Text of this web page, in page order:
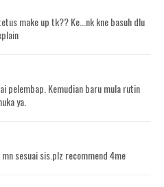
make up tk?? Ke...nk kne basuh dlu
pelembap. Kemudian baru mula rutin
ya.
sesuai sis.plz recommend 4me